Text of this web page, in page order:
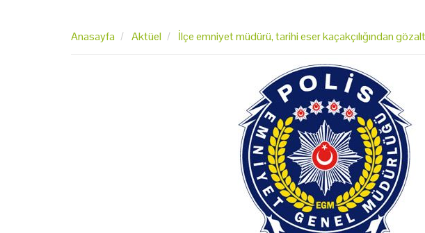
Anasayfa Aktüel İlçe emniyet müdürü, tarihi eser kaçakçılığından